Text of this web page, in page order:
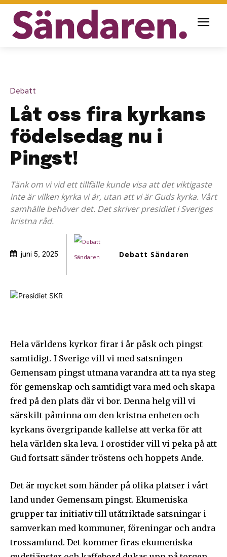
Debatt
Låt oss fira kyrkans
födelsedag nu i
Pingst!
Tänk om vi vid ett tillfälle kunde visa att det viktigaste
inte är vilken kyrka vi är, utan att vi är Guds kyrka. Vårt
samhälle behöver det. Det skriver presidiet i Sveriges
kristna råd.
juni 5, 2025 Debatt Sändaren
Hela världens kyrkor firar i år påsk och pingst
samtidigt. I Sverige vill vi med satsningen
Gemensam pingst utmana varandra att ta nya steg
för gemenskap och samtidigt vara med och skapa
fred på den plats där vi bor. Denna helg vill vi
särskilt påminna om den kristna enheten och
kyrkans övergripande kallelse att verka för att
hela världen ska leva. I orostider vill vi peka på att
Gud fortsatt sänder tröstens och hoppets Ande.
Det är mycket som händer på olika platser i vårt
land under Gemensam pingst. Ekumeniska
grupper tar initiativ till utåtriktade satsningar i
samverkan med kommuner, föreningar och andra
trossamfund. Det kommer firas ekumeniska